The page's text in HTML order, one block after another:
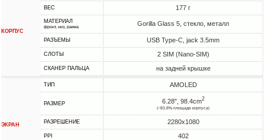
КОРПУС
ВЕС 177 г
МАТЕРИАЛ
фронт, низ, рамка Gorilla Glass 5, стекло, металл
РАЗЪЕМЫ USB Type-C, jack 3.5mm
СЛОТЫ 2 SIM (Nano-SIM)
СКАНЕР ПАЛЬЦА на задней крышке
ЭКРАН
ТИП AMOLED
РАЗМЕР 6.28", 98.4cm2
(~83.8% площади корпуса)
РАЗРЕШЕНИЕ 2280x1080
PPI 402